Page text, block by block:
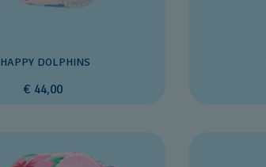
HAPPY DOLPHINS
€ 44,00